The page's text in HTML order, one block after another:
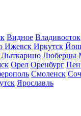
Видное Владивосток
Ижевск Иркутск
Лыткарино Люберцы
Орел Оренбург
Смоленск
Ярославль